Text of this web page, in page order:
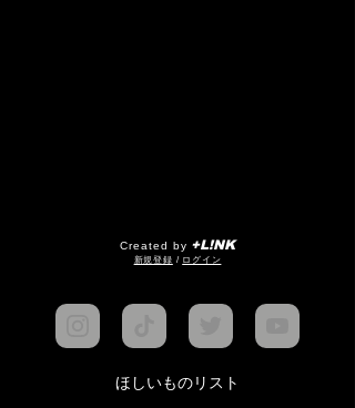
Created by +L!NK
​新規登録 / ログイン
ほしいものリスト